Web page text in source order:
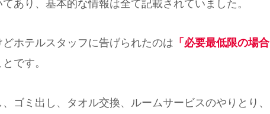
あり、基本的な情報は全て記載されていました。
ホテルスタッフに告げられたのは 「必要最低限の場合
です。
ゴミ出し、タオル交換、ルームサービスのやりとり、